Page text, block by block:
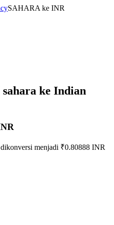
USDT sebagai jaminannya
SAHARA ke INR
sahara ke Indian
menjadi ₹0.80888 INR